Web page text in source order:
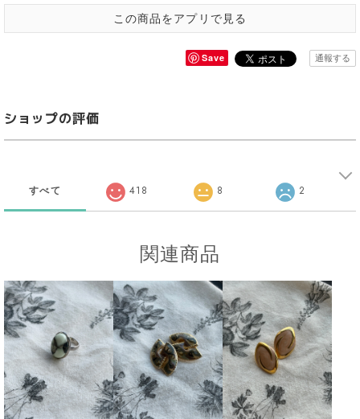
この商品をアプリで見る
Save 通報する
ショップの評価
すべて 418 8 2
関連商品